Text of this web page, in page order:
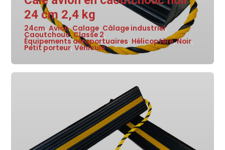
24 cm 2,4 kg
24cm, Avion,Calage, Câlage industriel,
Caoutchouc,Classe 2,
Équipements aéroportuaires, Hélicoptère,Noir,
Petit porteur,Véhicule